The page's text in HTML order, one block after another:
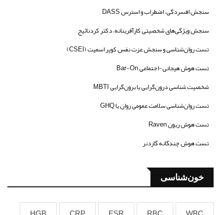
سنجش افسردگی، اضطراب و استرس DASS
سنجش ویژگی‌های شخصیتی کارآفرینانه، دکتر کردنائیج
تست روان‌شناسی و سنجش عزت نفس کوپر اسمیت (CSEI)
تست هوش هیجانی-اجتماعی Bar-On
شخصیت شناسی درون‌گرایی یا برون‌گرایی MBTI
تست روان‌شناسی سلامت عمومی روان یا GHQ
تست هوش ریون Raven
تست هوش چندگانه گاردنر
خون‌شناسی